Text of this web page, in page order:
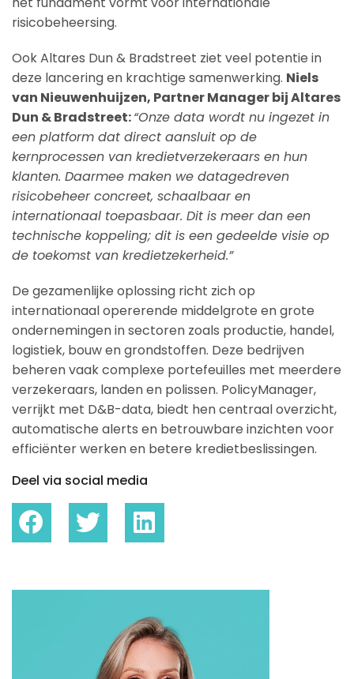
risicobeheersing.
Ook Altares Dun & Bradstreet ziet veel potentie in
deze lancering en krachtige samenwerking. Niels
van Nieuwenhuijzen, Partner Manager bij Altares
Dun & Bradstreet:“Onze data wordt nu ingezet in
een platform dat direct aansluit op de
kernprocessen van kredietverzekeraars en hun
klanten. Daarmee maken we datagedreven
risicobeheer concreet, schaalbaar en
internationaal toepasbaar. Dit is meer dan een
technische koppeling; dit is een gedeelde visie op
de toekomst van kredietzekerheid.”
De gezamenlijke oplossing richt zich op
internationaal opererende middelgrote en grote
ondernemingen in sectoren zoals productie, handel,
logistiek, bouw en grondstoffen. Deze bedrijven
beheren vaak complexe portefeuilles met meerdere
verzekeraars, landen en polissen. PolicyManager,
verrijkt met D&B-data, biedt hen centraal overzicht,
automatische alerts en betrouwbare inzichten voor
efficiënter werken en betere kredietbeslissingen.
Deel via social media